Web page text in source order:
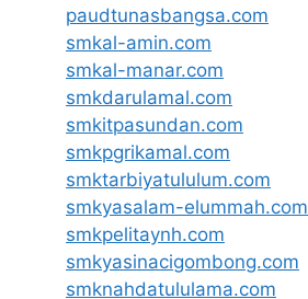
paudtunasbangsa.com
smkal-amin.com
smkal-manar.com
smkdarulamal.com
smkitpasundan.com
smkpgrikamal.com
smktarbiyatululum.com
smkyasalam-elummah.com
smkpelitaynh.com
smkyasinacigombong.com
smknahdatululama.com